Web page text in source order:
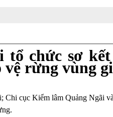
chức sơ
vệ rừng vùng
Chi cục Kiểm lâm Quảng Ngãi